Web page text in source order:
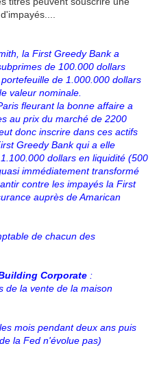
la First Greedy Bank a
de 100.000 dollars
de 1.000.000 dollars
valeur nominale.
fleurant la bonne affaire a
au prix du marché de 2200
donc inscrire dans ces actifs
Greedy Bank qui a elle
dollars en liquidité (500
immédiatement transformé
contre les impayés la First
auprès de Amarican
de chacun des
Corporate :
de la vente de la maison
mois pendant deux ans puis
la Fed n'évolue pas)